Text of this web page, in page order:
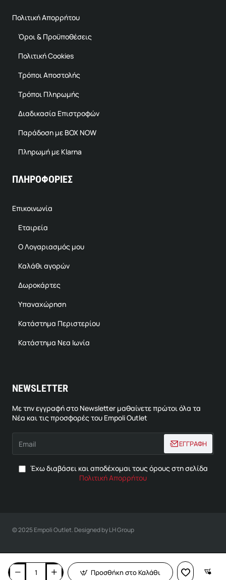
Προσθήκη στο Καλάθι
Πολιτική Απορρήτου
Όροι & Προϋποθέσεις
Πολιτική Cookies
Τρόποι Αποστολής
Τρόποι Πληρωμής
Διαδικασία Επιστροφών
Παράδοση με BOX NOW
Πληρωμή με Klarna
ΠΛΗΡΟΦΟΡΙΕΣ
Επικοινωνία
Εταιρεία
Ο Λογαριασμός μου
Καλάθι αγορών
Δωροκάρτες
Υπαναχώρηση
Κατάστημα Περιστερίου
Κατάστημα Νεα Ιωνία
NEWSLETTER
Με την εγγραφή στο Newsletter μαθαίνετε πρώτοι όλα τα
Νέα και τις προσφορές του Empoli Outlet
ΕΓΓΡΑΦΗ
Έχω διαβάσει και αποδέχομαι τους όρους στη σελίδα
Πολιτική Απορρήτου
© 2025 Empoli Outlet. Designed by LH Group